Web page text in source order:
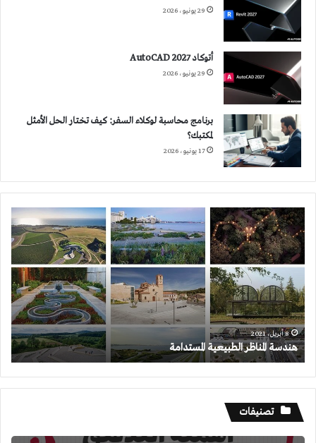
29 يونيو، 2026
أتوكاد 2027 AutoCAD
29 يونيو، 2026
برنامج محاسبة لوكلاء السفر: كيف تختار الحل الأمثل
لمكتبك؟
17 يونيو، 2026
هندسة
المناظر
الطبيعية
المستدامة
8 أبريل، 2021
هندسة المناظر الطبيعية المستدامة
تصنيفات